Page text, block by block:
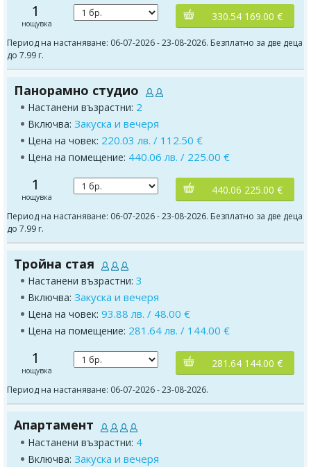
1
нощувка
330.54 169.00 €
Период на настаняване: 06-07-2026 - 23-08-2026. Безплатно за две деца
до 7.99 г.
Панорамно студио
Настанени възрастни: 2
Включва: Закуска и вечеря
Цена на човек: 220.03 лв. / 112.50 €
Цена на помещение: 440.06 лв. / 225.00 €
1
нощувка
440.06 225.00 €
Период на настаняване: 06-07-2026 - 23-08-2026. Безплатно за две деца
до 7.99 г.
Тройна стая
Настанени възрастни: 3
Включва: Закуска и вечеря
Цена на човек: 93.88 лв. / 48.00 €
Цена на помещение: 281.64 лв. / 144.00 €
1
нощувка
281.64 144.00 €
Период на настаняване: 06-07-2026 - 23-08-2026.
Апартамент
Настанени възрастни: 4
Включва: Закуска и вечеря